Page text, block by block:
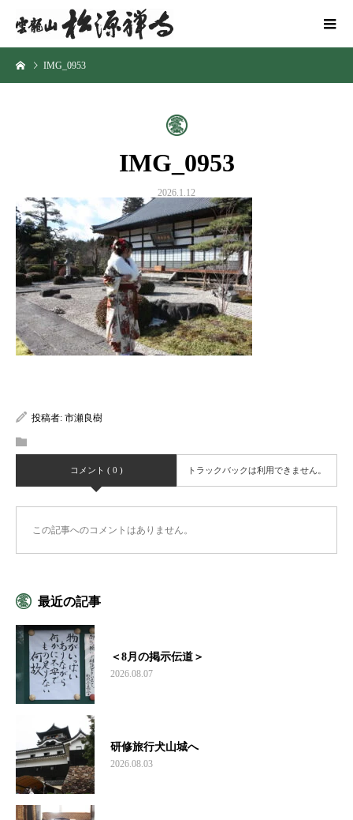
IMG_0953
IMG_0953
2026.1.12
投稿者: 市瀬良樹
コメント ( 0 ) トラックバックは利用できません。
この記事へのコメントはありません。
最近の記事
＜8月の掲示伝道＞
2026.08.07
研修旅行犬山城へ
2026.08.03